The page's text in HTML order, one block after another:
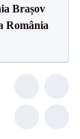
Brașov
România